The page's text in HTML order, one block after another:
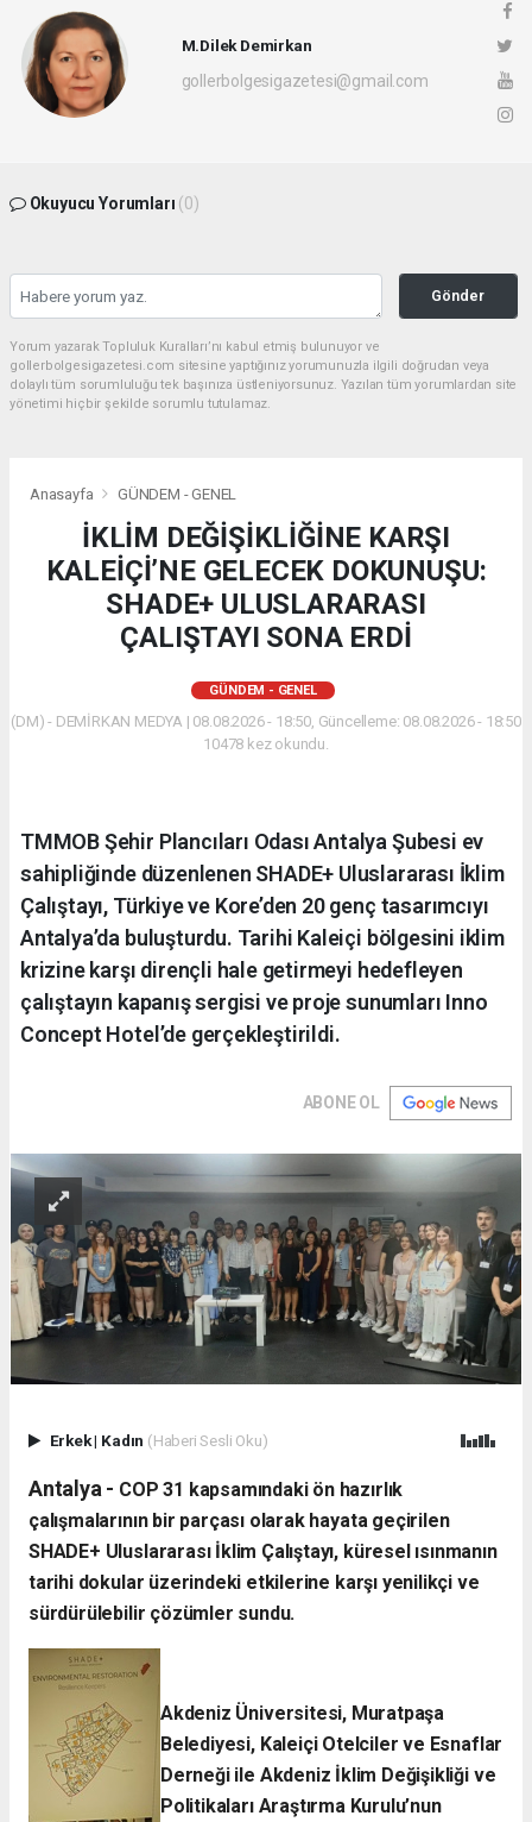
M.Dilek Demirkan
gollerbolgesigazetesi@gmail.com
Okuyucu Yorumları (0)
Gönder
Yorum yazarak Topluluk Kuralları’nı kabul etmiş bulunuyor ve
gollerbolgesigazetesi.com sitesine yaptığınız yorumunuzla ilgili doğrudan veya
dolaylı tüm sorumluluğu tek başınıza üstleniyorsunuz. Yazılan tüm yorumlardan site
yönetimi hiçbir şekilde sorumlu tutulamaz.
Anasayfa GÜNDEM - GENEL
İKLİM DEĞİŞİKLİĞİNE KARŞI
KALEİÇİ’NE GELECEK DOKUNUŞU:
SHADE+ ULUSLARARASI
ÇALIŞTAYI SONA ERDİ
GÜNDEM - GENEL
(DM) - DEMİRKAN MEDYA | 08.08.2026 - 18:50, Güncelleme: 08.08.2026 - 18:50
10478 kez okundu.
​TMMOB Şehir Plancıları Odası Antalya Şubesi ev
sahipliğinde düzenlenen SHADE+ Uluslararası İklim
Çalıştayı, Türkiye ve Kore’den 20 genç tasarımcıyı
Antalya’da buluşturdu. Tarihi Kaleiçi bölgesini iklim
krizine karşı dirençli hale getirmeyi hedefleyen
çalıştayın kapanış sergisi ve proje sunumları Inno
Concept Hotel’de gerçekleştirildi.
ABONE OL
Erkek| Kadın (Haberi Sesli Oku)
Antalya - ​COP 31 kapsamındaki ön hazırlık
çalışmalarının bir parçası olarak hayata geçirilen
SHADE+ Uluslararası İklim Çalıştayı, küresel ısınmanın
tarihi dokular üzerindeki etkilerine karşı yenilikçi ve
sürdürülebilir çözümler sundu.
Akdeniz Üniversitesi, Muratpaşa
Belediyesi, Kaleiçi Otelciler ve Esnaflar
Derneği ile Akdeniz İklim Değişikliği ve
Politikaları Araştırma Kurulu’nun